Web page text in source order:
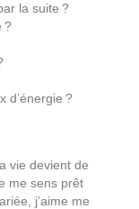
la suite ?
?
d’énergie ?
vie devient de
me sens prêt
j’aime me